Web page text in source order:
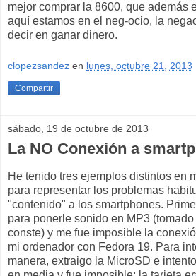
mejor comprar la 8600, que además
aquí estamos en el neg-ocio, la
decir en ganar dinero.
clopezsandez en lunes, octubre 21, 2013
Compartir
sábado, 19 de octubre de 2013
La NO Conexión a
He tenido tres ejemplos distintos en
para representar los problemas
"contenido" a los smartphones.
para ponerle sonido en MP3
conste) y me fue imposible la
mi ordenador con Fedora 19. Para
manera, extraigo la MicroSD e